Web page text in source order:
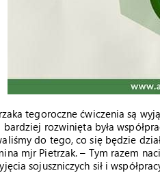
tegoroczne ćwiczenia są
bardziej rozwinięta była
do tego, co się będzie
mjr Pietrzak. – Tym razem
sojuszniczych sił i